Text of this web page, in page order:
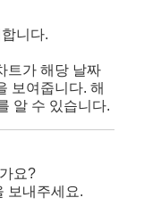
니다.
트가 해당 날짜
보여줍니다. 해
알 수 있습니다.
요?
보내주세요.